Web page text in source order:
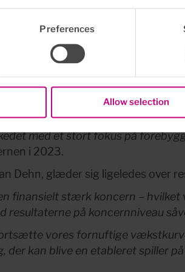
Preferences
Allow selection
for 2021, og det viser positive
til 1,2 milliarder DKK), og
på 212,3 millioner svenske
det nu offentliggjorte
Petersson:
vi landede store aftaler med
nye SUL-
med et stort fokus på
i 2023.
Dehn, glæder sig ligeledes over
finansielt stærk koncern –
resultaterne på koncernniveau
vores fornuftige
kan blive en etableret spiller